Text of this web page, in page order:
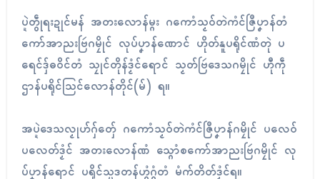
ပ္ဍဲတွဵုရးဍုၚ်မန် အတးလောန်မ္ဂး ဂကောံသၟဝ်တဲကံၚ်ဇြဳပၞာန်တံ
ကော်အာညးဗြဴဂမၠိုၚ် လုပ်ပၞာန်ဏောၚ် ဟိုတ်နူပရိုၚ်ဏံတုဲ ပ
ရေၚ်ဒှ်ဓဝိၚ်တံ သၠုၚ်တိုန်ဒၟံၚ်ရောၚ် သၟတ်ဗြဴဒေသဂမၠိုၚ် ဟီုကဵု
ဌာန်ပရိုၚ်သြၚ်လောန်တိုၚ်(မ်) ရ။
အပ္ဍဲဒေသလၟုဟ်ဂှ်တှ်ေ ဂကောံသၟဝ်တဲကံၚ်ဇြဳပၞာန်ဂမၠိုၚ် ပလေဝ်
ပလေတ်ဒၟံၚ် အတးလောန်ဏံ သ္ဂောံစကော်အာညးဗြဴဂမၠိုၚ် လု
ပ်ပၞာန်ရောၚ် ပရိုၚ်သ္ပဒတန်ဟွံဂွံတံ မံက်တိတ်ဒၟံၚ်ရ။